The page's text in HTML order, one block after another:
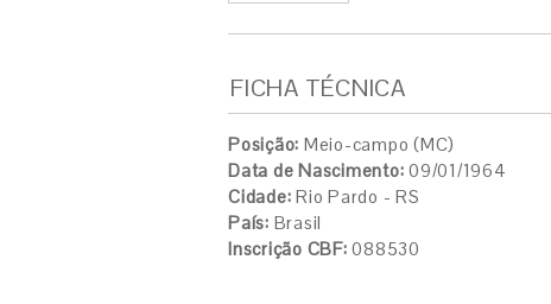
FICHA TÉCNICA
Posição: Meio-campo (MC)
Data de Nascimento: 09/01/1964
Cidade: Rio Pardo - RS
País: Brasil
Inscrição CBF: 088530